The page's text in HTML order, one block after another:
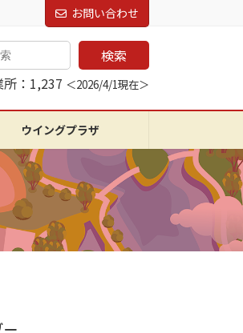
お問い合わせ
検索
所：1,237 ＜2026/4/1現在＞
ウイングプラザ